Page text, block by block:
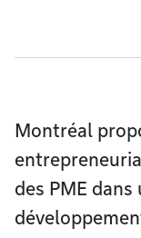
Montréal
des PME